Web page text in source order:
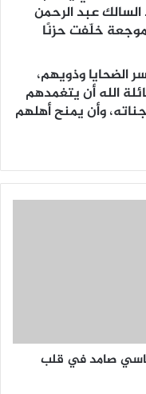
عبد الرحمن
خلّفت حزنًا
الضحايا وذويهم،
الله أن يتغمدهم
وأن يمنح أهلهم
صامد في قلب